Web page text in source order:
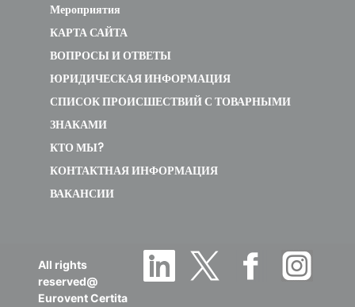
HRC-
31.75
F322812 FS
2,8P Cu
Cu
31.75
F322812 FS
2,8P Epoxy
Мероприятия
КАРТА САЙТА
ВОПРОСЫ И ОТВЕТЫ
ЮРИДИЧЕСКАЯ ИНФОРМАЦИЯ
СПИСОК ПРОИСШЕСТВИЙ С ТОВАРНЫМИ
ЗНАКАМИ
КТО МЫ?
КОНТАКТНАЯ ИНФОРМАЦИЯ
ВАКАНСИИ
All rights
reserved@
Eurovent Certita